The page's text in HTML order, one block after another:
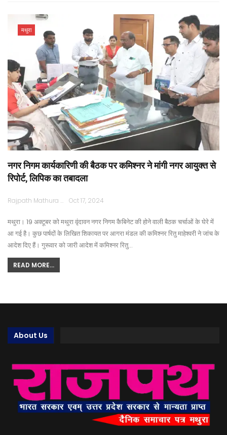
मथुरा
नगर निगम कार्यकारिणी की बैठक पर कमिश्नर ने मांगी नगर आयुक्त से
रिपोर्ट, लिपिक का तबादला
Rajpath Mathura Oct 17, 2024
मथुरा। 19 अक्टूबर को मथुरा वृंदावन नगर निगम कैबिनेट की होने वाली बैठक चर्चाओं के घेरे में
आ गई है। कुछ पार्षदों के लिखित शिकायत पर आगरा मंडल की कमिश्नर रितु माहेश्वरी ने जांच के
आदेश दिए हैं। गुरूवार को जारी आदेश में कमिश्नर रितु…
READ MORE...
About Us